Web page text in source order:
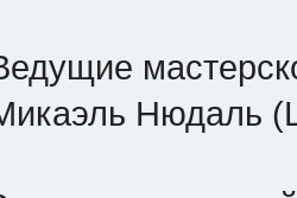
Нюдаль